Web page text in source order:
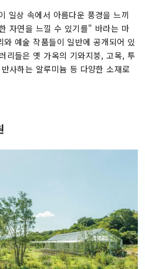
일상 속에서 아름다운 풍경을 느끼
자연을 느낄 수 있기를" 바라는 마
예술 작품들이 일반에 공개되어 있
리들은 옛 가옥의 기와지붕, 고목, 투
사하는 알루미늄 등 다양한 소재로